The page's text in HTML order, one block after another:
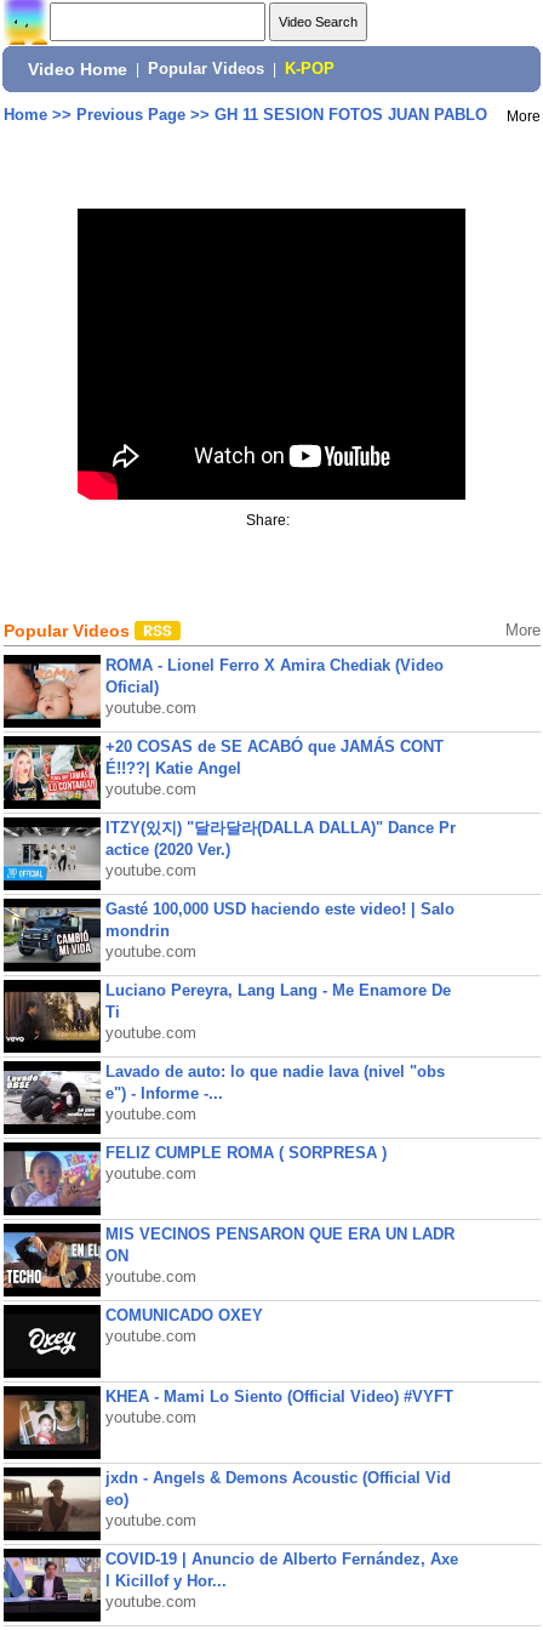
Video Home Popular Videos K-POP
Home>> Previous Page>> GH 11 SESION FOTOS JUAN PABLO More
Share:
Popular Videos More
ROMA - Lionel Ferro X Amira Chediak (Video
Oficial)
youtube.com
+20 COSAS de SE ACABÓ que JAMÁS CONT
É!!??| Katie Angel
youtube.com
ITZY(있지) "달라달라(DALLA DALLA)" Dance Pr
actice (2020 Ver.)
youtube.com
Gasté 100,000 USD haciendo este video! | Salo
mondrin
youtube.com
Luciano Pereyra, Lang Lang - Me Enamore De
Ti
youtube.com
Lavado de auto: lo que nadie lava (nivel "obs
e") - Informe -...
youtube.com
FELIZ CUMPLE ROMA ( SORPRESA )
youtube.com
MIS VECINOS PENSARON QUE ERA UN LADR
ON
youtube.com
COMUNICADO OXEY
youtube.com
KHEA - Mami Lo Siento (Official Video) #VYFT
youtube.com
jxdn - Angels & Demons Acoustic (Official Vid
eo)
youtube.com
COVID-19 | Anuncio de Alberto Fernández, Axe
l Kicillof y Hor...
youtube.com